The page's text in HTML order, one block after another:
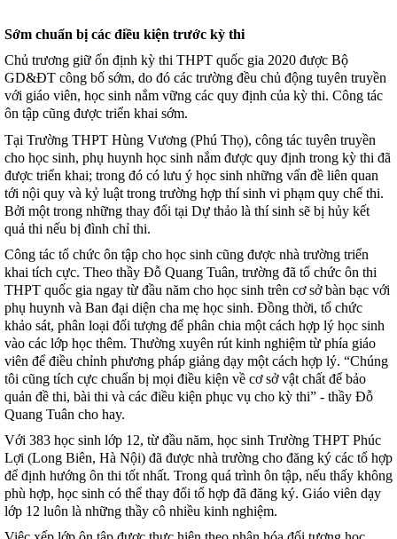
Sớm chuẩn bị các điều kiện trước kỳ thi
Chủ trương giữ ổn định kỳ thi THPT quốc gia 2020 được Bộ
GD&ĐT công bố sớm, do đó các trường đều chủ động tuyên truyền
với giáo viên, học sinh nắm vững các quy định của kỳ thi. Công tác
ôn tập cũng được triển khai sớm.
Tại Trường THPT Hùng Vương (Phú Thọ), công tác tuyên truyền
cho học sinh, phụ huynh học sinh nắm được quy định trong kỳ thi đã
được triển khai; trong đó có lưu ý học sinh những vấn đề liên quan
tới nội quy và kỷ luật trong trường hợp thí sinh vi phạm quy chế thi.
Bởi một trong những thay đổi tại Dự thảo là thí sinh sẽ bị hủy kết
quả thi nếu bị đình chỉ thi.
Công tác tổ chức ôn tập cho học sinh cũng được nhà trường triển
khai tích cực. Theo thầy Đỗ Quang Tuân, trường đã tổ chức ôn thi
THPT quốc gia ngay từ đầu năm cho học sinh trên cơ sở bàn bạc với
phụ huynh và Ban đại diện cha mẹ học sinh. Đồng thời, tổ chức
khảo sát, phân loại đối tượng để phân chia một cách hợp lý học sinh
vào các lớp học thêm. Thường xuyên rút kinh nghiệm từ phía giáo
viên để điều chỉnh phương pháp giảng dạy một cách hợp lý. “Chúng
tôi cũng tích cực chuẩn bị mọi điều kiện về cơ sở vật chất để bảo
quản đề thi, bài thi và các điều kiện phục vụ cho kỳ thi” - thầy Đỗ
Quang Tuân cho hay.
Với 383 học sinh lớp 12, từ đầu năm, học sinh Trường THPT Phúc
Lợi (Long Biên, Hà Nội) đã được nhà trường cho đăng ký các tổ hợp
để định hướng ôn thi tốt nhất. Trong quá trình ôn tập, nếu thấy không
phù hợp, học sinh có thể thay đổi tổ hợp đã đăng ký. Giáo viên dạy
lớp 12 luôn là những thầy cô nhiều kinh nghiệm.